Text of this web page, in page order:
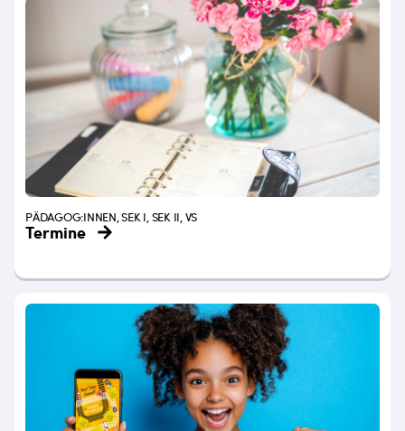
PÄDAGOG:INNEN, SEK I, SEK II, VS
Termine